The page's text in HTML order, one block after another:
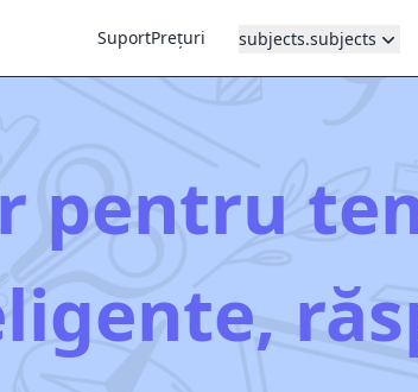
SuportPrețuri subjects.subjects
pentru